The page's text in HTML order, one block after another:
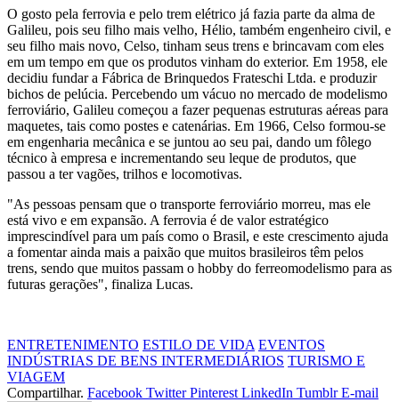
O gosto pela ferrovia e pelo trem elétrico já fazia parte da alma de
Galileu, pois seu filho mais velho, Hélio, também engenheiro civil, e
seu filho mais novo, Celso, tinham seus trens e brincavam com eles
em um tempo em que os produtos vinham do exterior. Em 1958, ele
decidiu fundar a Fábrica de Brinquedos Frateschi Ltda. e produzir
bichos de pelúcia. Percebendo um vácuo no mercado de modelismo
ferroviário, Galileu começou a fazer pequenas estruturas aéreas para
maquetes, tais como postes e catenárias. Em 1966, Celso formou-se
em engenharia mecânica e se juntou ao seu pai, dando um fôlego
técnico à empresa e incrementando seu leque de produtos, que
passou a ter vagões, trilhos e locomotivas.
"As pessoas pensam que o transporte ferroviário morreu, mas ele
está vivo e em expansão. A ferrovia é de valor estratégico
imprescindível para um país como o Brasil, e este crescimento ajuda
a fomentar ainda mais a paixão que muitos brasileiros têm pelos
trens, sendo que muitos passam o hobby do ferreomodelismo para as
futuras gerações", finaliza Lucas.
ENTRETENIMENTO ESTILO DE VIDA EVENTOS
INDÚSTRIAS DE BENS INTERMEDIÁRIOS TURISMO E
VIAGEM
Compartilhar. Facebook Twitter Pinterest LinkedIn Tumblr E-mail